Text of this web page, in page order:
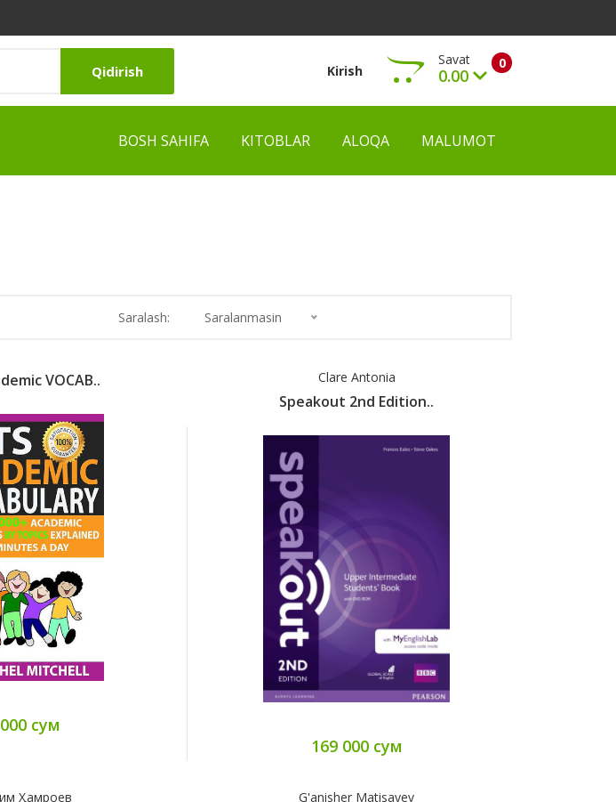
Qidirish Kirish 0
Savat
0.00
Ko‘rish
BOSH SAHIFA KITOBLAR ALOQA MALUMOT
Saralash: Saralanmasin
VOCAB..
сум
Clare Antonia
Speakout 2nd Edition..
169 000 сум
Ҳамроев G'anisher Matisayev